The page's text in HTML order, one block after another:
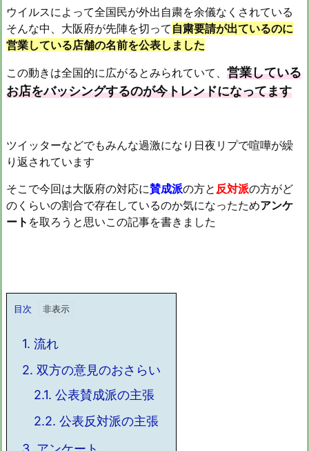
ウイルスによって全国民が外出自粛を余儀なくされている
そんな中、大阪府が先陣を切って 自粛要請が出ているのに
営業している店舗の名前を公表しました
この動きは全国的に広がるとみられていて、 営業している
お店をバッシングするのが今トレンドになってます
ツイッターなどでもみんな過激になり日夜リプで喧嘩が繰
り返されています
そこで今回は大阪府の対応に賛成派の方と 反対派の方がど
のくらいの割合で存在しているのか気になったためアンケ
ート を取ろうと思いこの記事を書きました
目次
1. 流れ
2. 双方の意見のおさらい
2.1. 公表賛成派の主張
2.2. 公表反対派の主張